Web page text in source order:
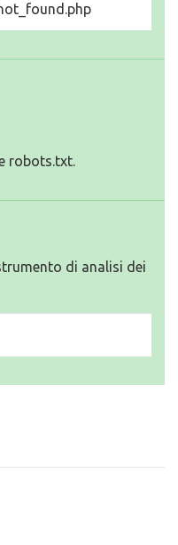
robots.txt.
di analisi dei